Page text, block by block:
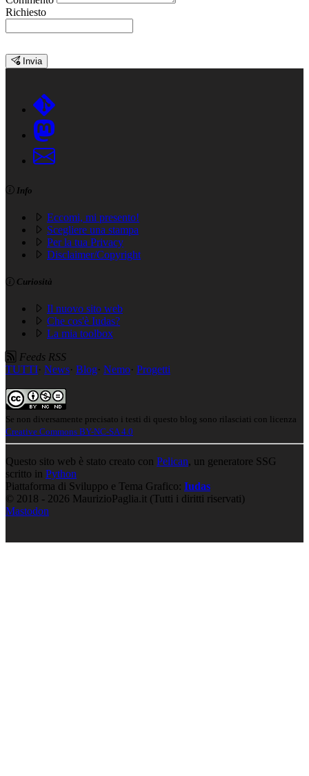
Richiesto
Invia
Info
Eccomi, mi presento!
Scegliere una stampa
Per la tua Privacy
Disclaimer/Copyright
Curiosità
Il nuovo sito web
Che cos'è Iudas?
La mia toolbox
Feeds RSS
TUTTI· News· Blog· Nemo· Progetti
Se non diversamente precisato i testi di questo blog sono rilasciati con licenza
Creative Commons BY-NC-SA 4.0
Questo sito web è stato creato con Pelican, un generatore SSG
scritto in Python
Piattaforma di Sviluppo e Tema Grafico: Iudas
© 2018 - 2026 MaurizioPaglia.it (Tutti i diritti riservati)
Mastodon